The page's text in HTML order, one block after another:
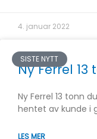
4. januar 2022
SISTE NYTT
Ny Ferrel
Ny Ferrel 13 tonn
hentet av kunde i
LES MER